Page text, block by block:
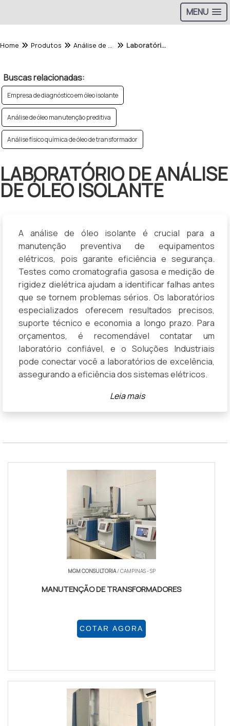
MENU
Home Produtos Análise de Óleo - Categoria Laboratório de análise de óleo isolante
Buscas relacionadas:
Empresa de diagnóstico em óleo isolante
Análise de óleo manutenção preditiva
Análise físico química de óleo de transformador
LABORATÓRIO DE ANÁLISE
DE ÓLEO ISOLANTE
A análise de óleo isolante é crucial para a
manutenção preventiva de equipamentos
elétricos, pois garante eficiência e segurança.
Testes como cromatografia gasosa e medição de
rigidez dielétrica ajudam a identificar falhas antes
que se tornem problemas sérios. Os laboratórios
especializados oferecem resultados precisos,
suporte técnico e economia a longo prazo. Para
orçamentos, é recomendável contatar um
laboratório confiável, e o Soluções Industriais
pode conectar você a laboratórios de excelência,
assegurando a eficiência dos sistemas elétricos.
MGM CONSULTORIA/ CAMPINAS - SP
MANUTENÇÃO DE TRANSFORMADORES
COTAR AGORA